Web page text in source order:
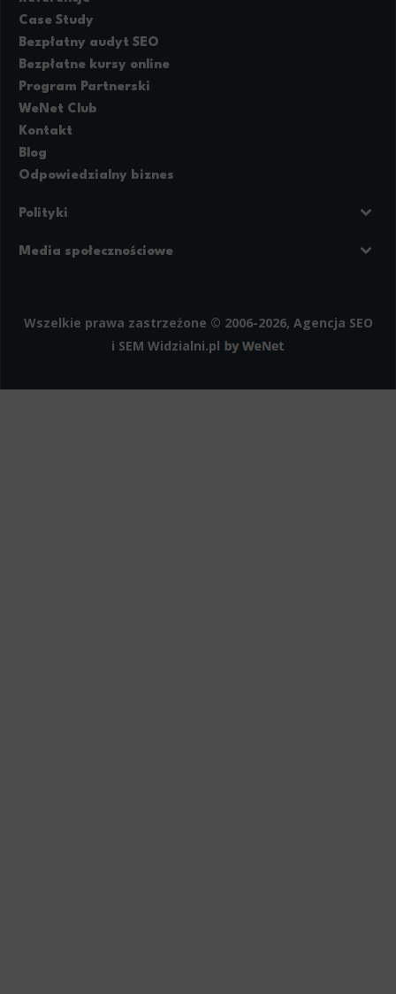
Case Study
Bezpłatny audyt SEO
Bezpłatne kursy online
Program Partnerski
WeNet Club
Kontakt
Blog
Odpowiedzialny biznes
Polityki
Regulamin strony
Media społecznościowe
Wszelkie prawa zastrzeżone © 2006-2026, Agencja SEO
i SEM Widzialni.pl